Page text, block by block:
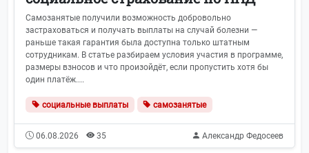
Самозанятые получили возможность добровольно
застраховаться и получать выплаты на случай болезни —
раньше такая гарантия была доступна только штатным
сотрудникам. В статье разбираем условия участия в программе,
размеры взносов и что произойдёт, если пропустить хотя бы
один платёж....
социальные выплаты самозанятые
06.08.2026 35 Александр Федосеев